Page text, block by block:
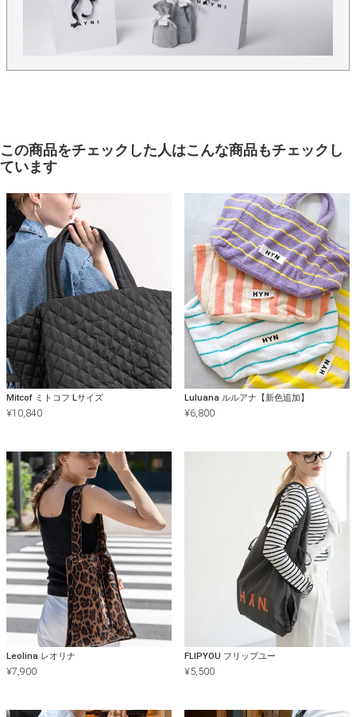
表と裏やハンドル、微妙に異なる配色を施し、バッグの開き口に
は、それぞれ本体カラーを引き締めるビビッドな縁取りを。
外からちらりと見える色のコントラストが、シンプルな形にさり
遊び心を加えてくれます。
グリーン、イエロー、ミントスカイ
【90日間交換・返品保証】
当店ではイメージ違い、初期不良による返品、カラー交換、不具
合交換を「往復送料店舗負担」にてお受けしております。どうぞ
お気軽にお買い物をお楽しみください。
【保存に便利な不織布付き】
保存に便利な、HAYNIロゴ入りの不織布に商品をお入れし、丁寧
に梱包してお届けいたします。
この商品をチェックした人はこんな商品もチェックし
ています
Mitcof ミトコフ Lサイズ
¥10,840
Luluana ルルアナ【新色追加】
¥6,800
Leolina レオリナ
¥7,900
FLIPYOU フリップユー
¥5,500